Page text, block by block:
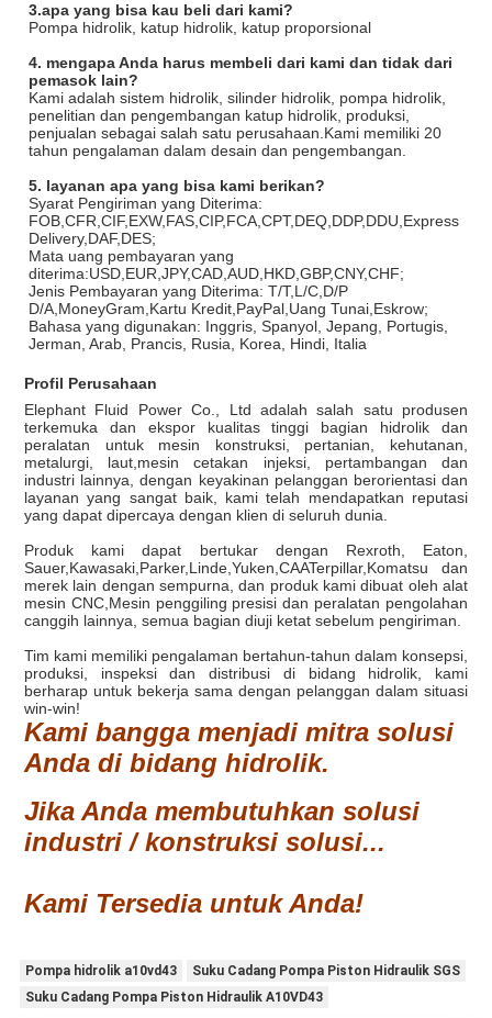
3.apa yang bisa kau beli dari kami?
Pompa hidrolik, katup hidrolik, katup proporsional
4. mengapa Anda harus membeli dari kami dan tidak dari
pemasok lain?
Kami adalah sistem hidrolik, silinder hidrolik, pompa hidrolik,
penelitian dan pengembangan katup hidrolik, produksi,
penjualan sebagai salah satu perusahaan.Kami memiliki 20
tahun pengalaman dalam desain dan pengembangan.
5. layanan apa yang bisa kami berikan?
Syarat Pengiriman yang Diterima:
FOB,CFR,CIF,EXW,FAS,CIP,FCA,CPT,DEQ,DDP,DDU,Express
Delivery,DAF,DES;
Mata uang pembayaran yang
diterima:USD,EUR,JPY,CAD,AUD,HKD,GBP,CNY,CHF;
Jenis Pembayaran yang Diterima: T/T,L/C,D/P
D/A,MoneyGram,Kartu Kredit,PayPal,Uang Tunai,Eskrow;
Bahasa yang digunakan: Inggris, Spanyol, Jepang, Portugis,
Jerman, Arab, Prancis, Rusia, Korea, Hindi, Italia
Profil Perusahaan
Elephant Fluid Power Co., Ltd adalah salah satu produsen
terkemuka dan ekspor kualitas tinggi bagian hidrolik dan
peralatan untuk mesin konstruksi, pertanian, kehutanan,
metalurgi, laut,mesin cetakan injeksi, pertambangan dan
industri lainnya, dengan keyakinan pelanggan berorientasi dan
layanan yang sangat baik, kami telah mendapatkan reputasi
yang dapat dipercaya dengan klien di seluruh dunia.
Produk kami dapat bertukar dengan Rexroth, Eaton,
Sauer,Kawasaki,Parker,Linde,Yuken,CAATerpillar,Komatsu dan
merek lain dengan sempurna, dan produk kami dibuat oleh alat
mesin CNC,Mesin penggiling presisi dan peralatan pengolahan
canggih lainnya, semua bagian diuji ketat sebelum pengiriman.
Tim kami memiliki pengalaman bertahun-tahun dalam konsepsi,
produksi, inspeksi dan distribusi di bidang hidrolik, kami
berharap untuk bekerja sama dengan pelanggan dalam situasi
win-win!
Kami bangga menjadi mitra solusi
Anda di bidang hidrolik.
Jika Anda membutuhkan solusi
industri / konstruksi solusi...
Kami Tersedia untuk Anda!
Pompa hidrolik a10vd43
Suku Cadang Pompa Piston Hidraulik SGS
Suku Cadang Pompa Piston Hidraulik A10VD43